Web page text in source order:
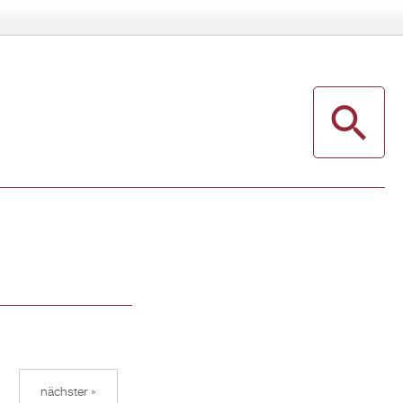
nächster »